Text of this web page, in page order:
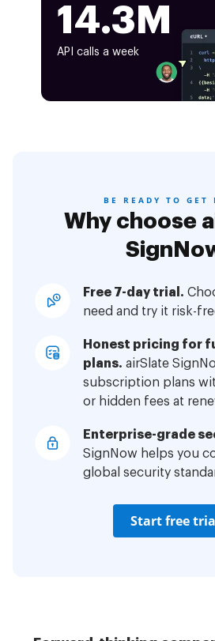
14.3M
API calls a week
BE READY TO GET
Why choose
Free 7-day trial.
need and try it risk-
Honest pricing for
plans. airSlate
subscription plans
or hidden fees at
Enterprise-grade
SignNow helps you
global security
Start free